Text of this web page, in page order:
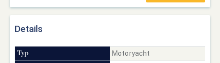
Details
Typ Motoryacht